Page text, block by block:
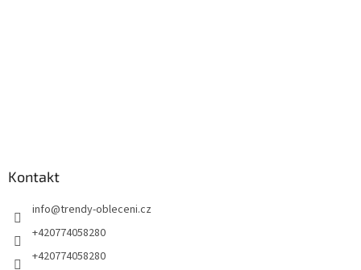
Kontakt
info@trendy-obleceni.cz
+420774058280
+420774058280